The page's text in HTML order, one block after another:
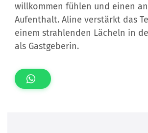
willkommen fühlen und einen
Aufenthalt. Aline verstärkt das
einem strahlenden Lächeln in
als Gastgeberin.